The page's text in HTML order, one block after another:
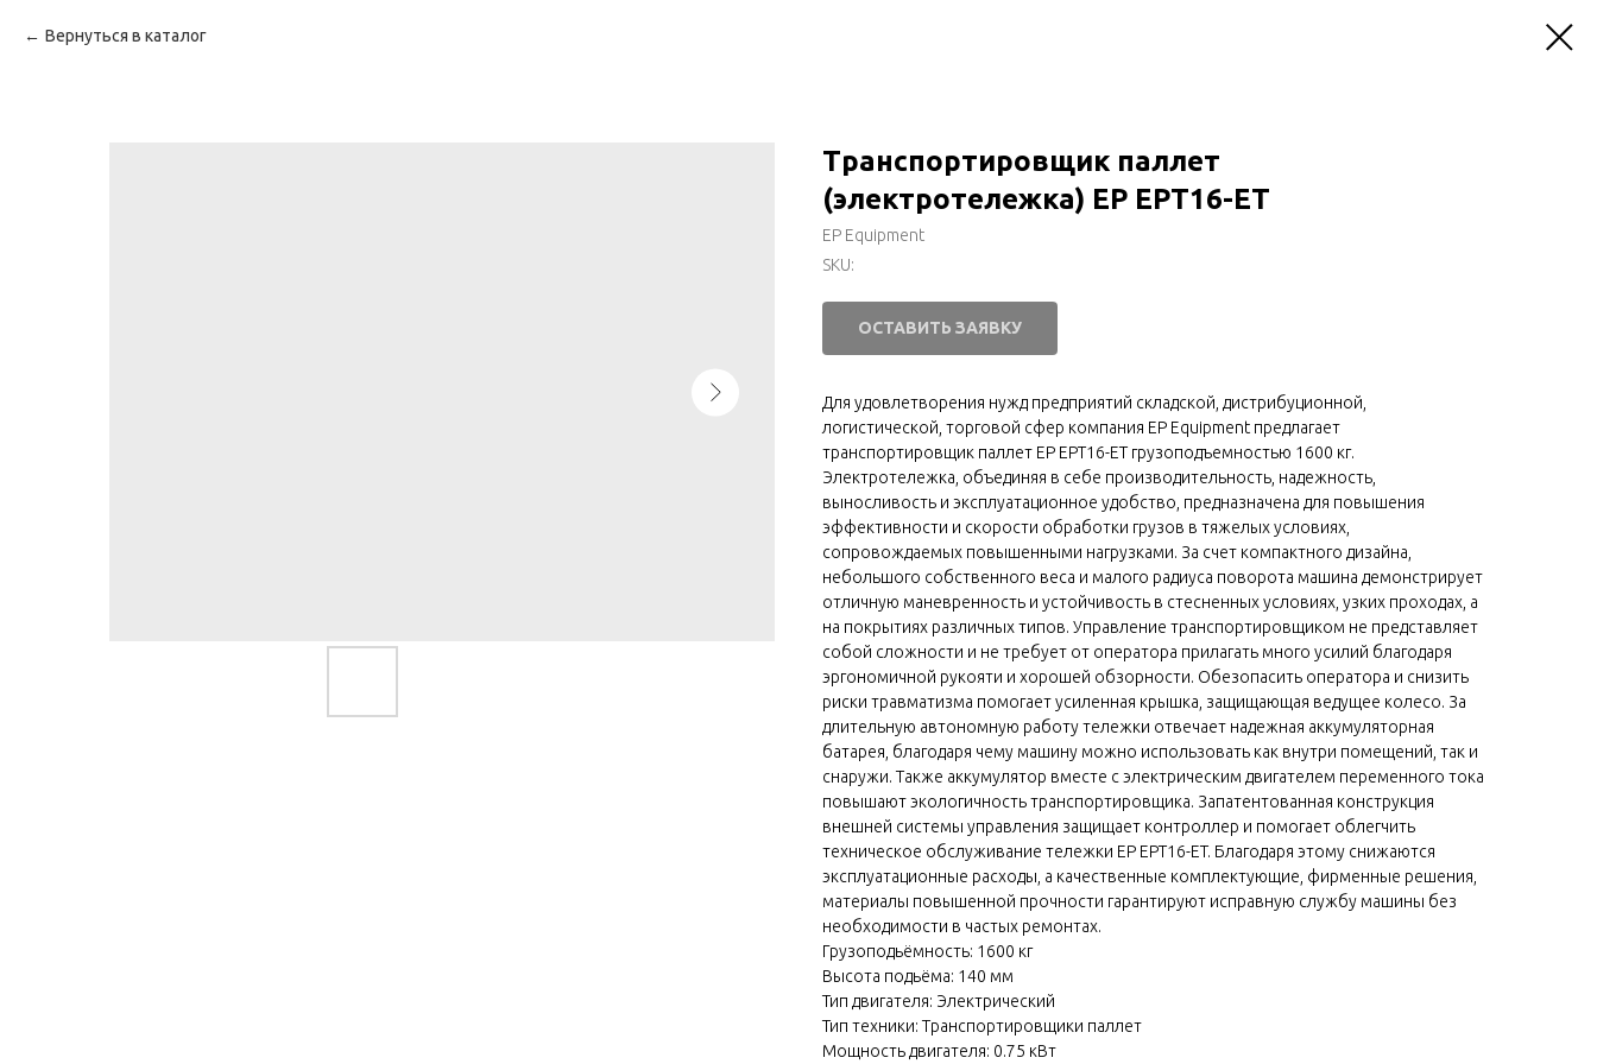
Вернуться в каталог
Транспортировщик паллет
(электротележка) EP EPT16-ET
EP Equipment
SKU:
ОСТАВИТЬ ЗАЯВКУ
Для удовлетворения нужд предприятий складской, дистрибуционной,
логистической, торговой сфер компания EP Equipment предлагает
транспортировщик паллет EP EPT16-ET грузоподъемностью 1600 кг.
Электротележка, объединяя в себе производительность, надежность,
выносливость и эксплуатационное удобство, предназначена для повышения
эффективности и скорости обработки грузов в тяжелых условиях,
сопровождаемых повышенными нагрузками. За счет компактного дизайна,
небольшого собственного веса и малого радиуса поворота машина демонстрирует
отличную маневренность и устойчивость в стесненных условиях, узких проходах, а
на покрытиях различных типов. Управление транспортировщиком не представляет
собой сложности и не требует от оператора прилагать много усилий благодаря
эргономичной рукояти и хорошей обзорности. Обезопасить оператора и снизить
риски травматизма помогает усиленная крышка, защищающая ведущее колесо. За
длительную автономную работу тележки отвечает надежная аккумуляторная
батарея, благодаря чему машину можно использовать как внутри помещений, так и
снаружи. Также аккумулятор вместе с электрическим двигателем переменного тока
повышают экологичность транспортировщика. Запатентованная конструкция
внешней системы управления защищает контроллер и помогает облегчить
техническое обслуживание тележки EP EPT16-ET. Благодаря этому снижаются
эксплуатационные расходы, а качественные комплектующие, фирменные решения,
материалы повышенной прочности гарантируют исправную службу машины без
необходимости в частых ремонтах.
Грузоподьёмность: 1600 кг
Высота подьёма: 140 мм
Тип двигателя: Электрический
Тип техники: Транспортировщики паллет
Мощность двигателя: 0.75 кВт